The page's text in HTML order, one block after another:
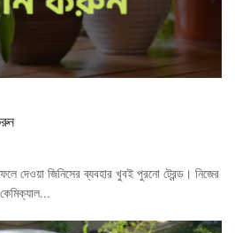
দেওয়া জিনিসের ব্যবহার খুবই পুরনো ট্রেন্ড। নিজের